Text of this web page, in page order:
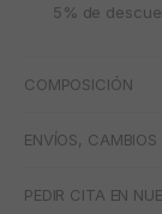
5% de
COMPOSICIÓN
ENVÍOS,
PEDIR CITA EN